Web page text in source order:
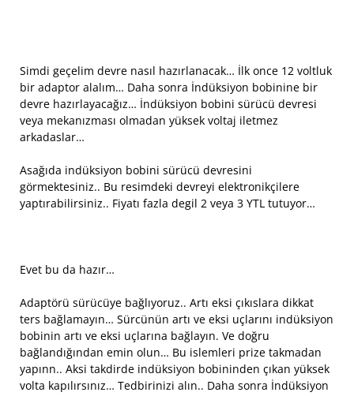
Simdi geçelim devre nasıl hazırlanacak… İlk once 12 voltluk
bir adaptor alalım… Daha sonra İndüksiyon bobinine bir
devre hazırlayacağız… İndüksiyon bobini sürücü devresi
veya mekanızması olmadan yüksek voltaj iletmez
arkadaslar…
Asağıda indüksiyon bobini sürücü devresini
görmektesiniz.. Bu resimdeki devreyi elektronikçilere
yaptırabilirsiniz.. Fiyatı fazla degil 2 veya 3 YTL tutuyor…
Evet bu da hazır…
Adaptörü sürücüye bağlıyoruz.. Artı eksi çıkıslara dikkat
ters bağlamayın… Sürcünün artı ve eksi uçlarını indüksiyon
bobinin artı ve eksi uçlarına bağlayın. Ve doğru
bağlandığından emin olun… Bu islemleri prize takmadan
yapınn.. Aksi takdirde indüksiyon bobininden çıkan yüksek
volta kapılırsınız… Tedbirinizi alın.. Daha sonra İndüksiyon